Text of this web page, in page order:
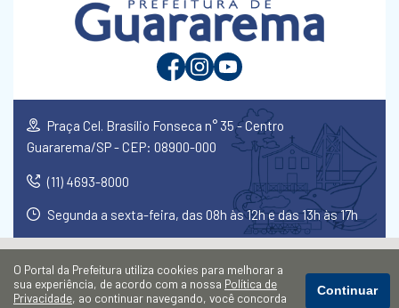
Praça Cel. Brasílio Fonseca n° 35 - Centro
Guararema/SP - CEP: 08900-000
(11) 4693-8000
Segunda a sexta-feira, das 08h às 12h e das 13h às 17h
O Portal da Prefeitura utiliza cookies para melhorar a
sua experiência, de acordo com a nossa Política de
Privacidade, ao continuar navegando, você concorda
Continuar